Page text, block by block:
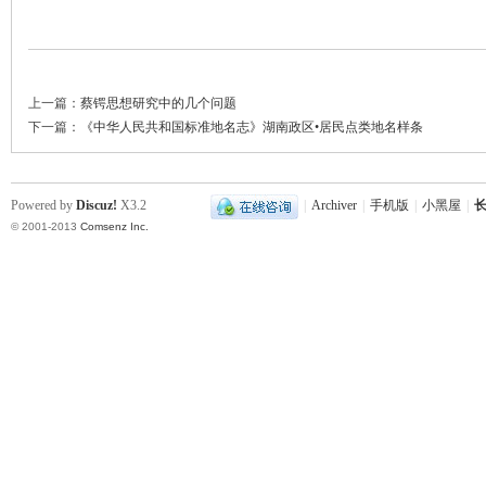
上一篇： 蔡锷思想研究中的几个问题
下一篇：
《中华人民共和国标准地名志》湖南政区•居民点类地名样条
Archiver 手机版 小黑屋
Powered by Discuz! X3.2
© 2001-2013 Comsenz Inc.